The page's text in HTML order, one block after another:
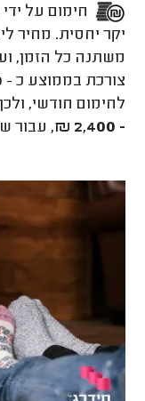
חימום על
יקר יחסית. מחיר
משתנה כל הזמן,
לחימום חודשי,
- 2,400 ₪,
עבור